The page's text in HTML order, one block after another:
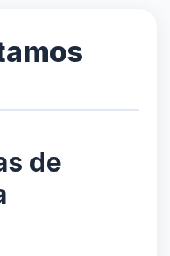
de